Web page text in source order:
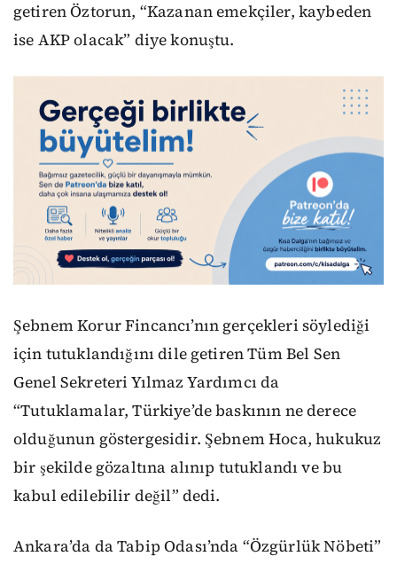
getiren Öztorun, “Kazanan emekçiler, kaybeden
ise AKP olacak” diye konuştu.
Şebnem Korur Fincancı’nın gerçekleri söylediği
için tutuklandığını dile getiren Tüm Bel Sen
Genel Sekreteri Yılmaz Yardımcı da
“Tutuklamalar, Türkiye’de baskının ne derece
olduğunun göstergesidir. Şebnem Hoca, hukukuz
bir şekilde gözaltına alınıp tutuklandı ve bu
kabul edilebilir değil” dedi.
Ankara’da da Tabip Odası’nda “Özgürlük Nöbeti”